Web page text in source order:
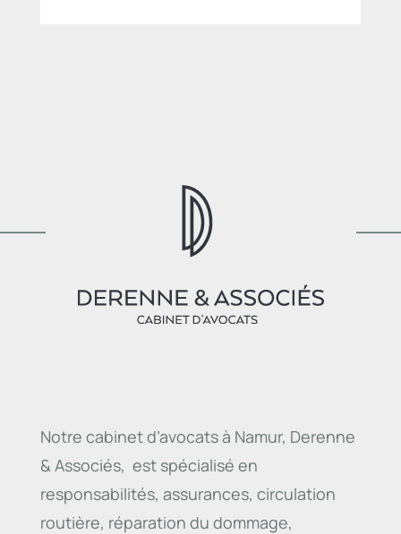
Notre cabinet d’avocats à Namur, Derenne
& Associés, est spécialisé en
responsabilités, assurances, circulation
routière, réparation du dommage,